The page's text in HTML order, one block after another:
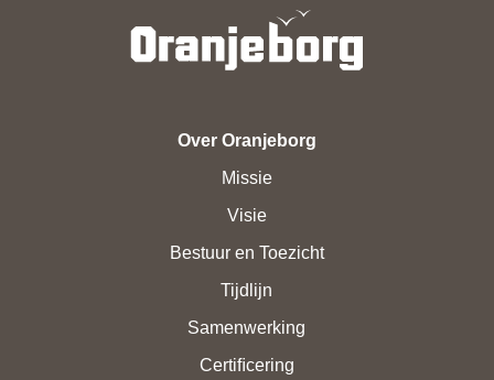
Over Oranjeborg
Missie
Visie
Bestuur en Toezicht
Tijdlijn
Samenwerking
Certiﬁcering